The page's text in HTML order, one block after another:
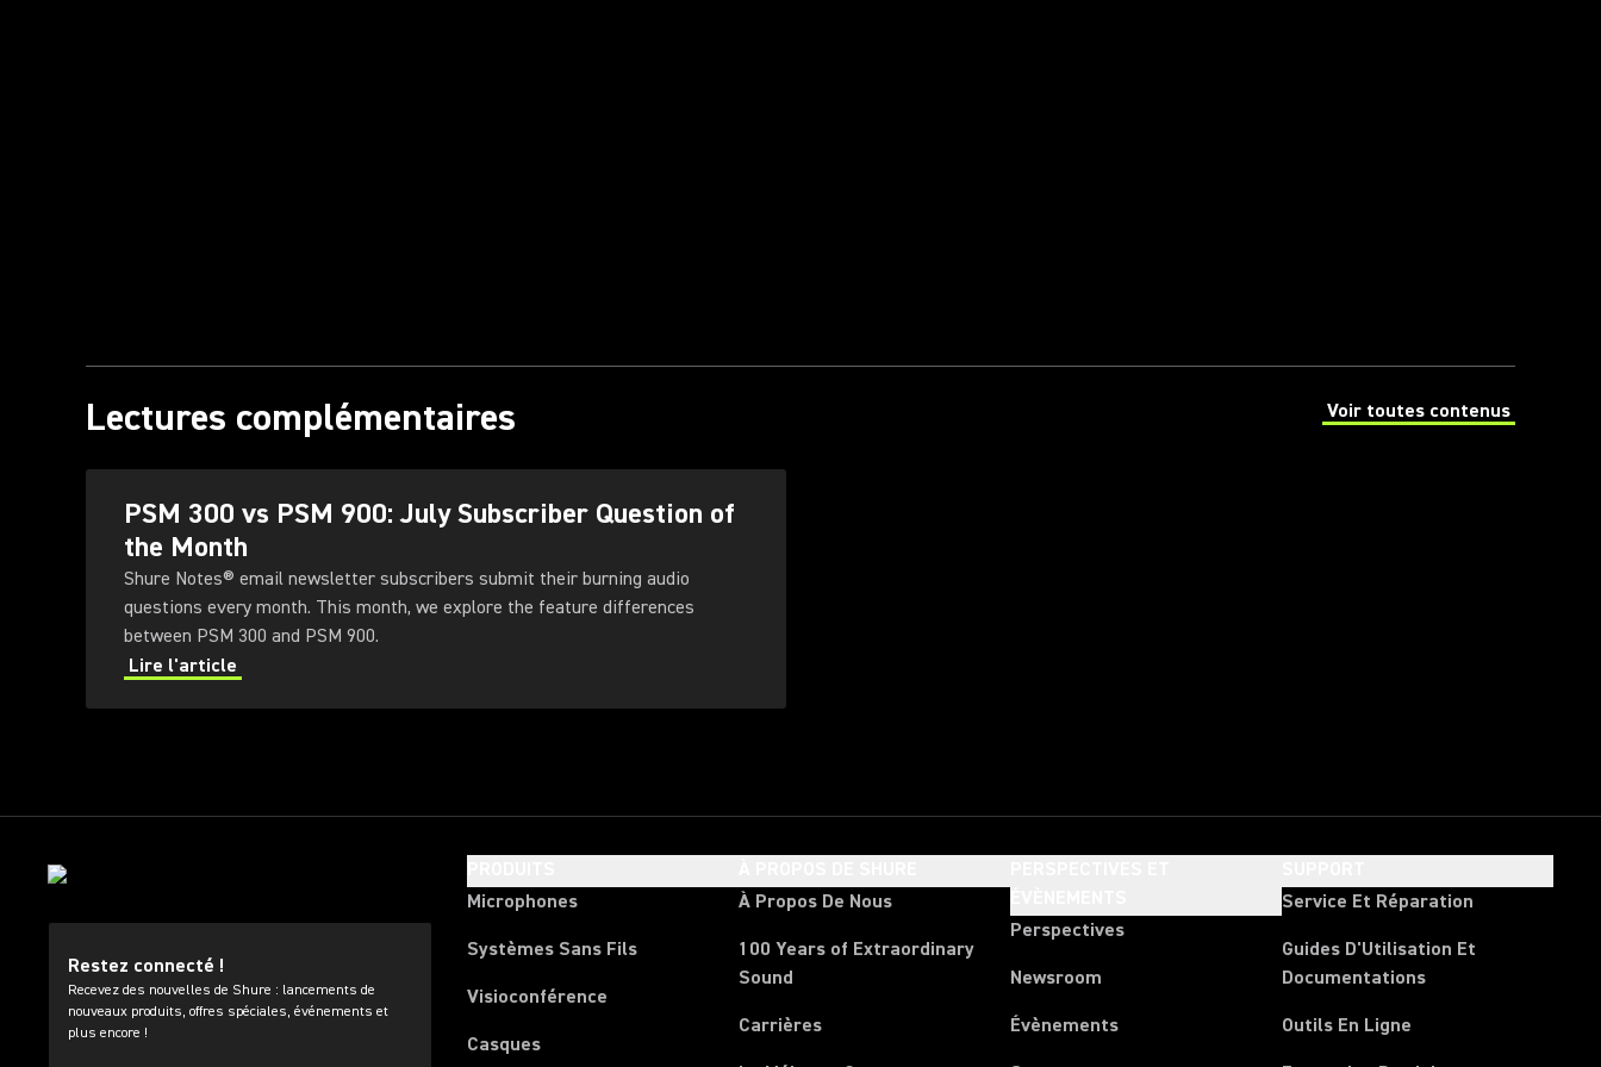
Lectures complémentaires Voir toutes contenus
(Opens in a new tab)
PSM 300 vs PSM 900: July Subscriber Question of
the Month
Shure Notes® email newsletter subscribers submit their burning audio
questions every month. This month, we explore the feature differences
between PSM 300 and PSM 900.
Lire l'article
Restez connecté !
Recevez des nouvelles de Shure : lancements de
nouveaux produits, offres spéciales, événements et
plus encore !
Microphones
Systèmes Sans Fils
Visioconférence
Casques
À Propos De Nous
100 Years of Extraordinary
Sound
Carrières
Perspectives
Newsroom
Évènements
Service Et Réparation
Guides D'Utilisation Et
Documentations
Outils En Ligne